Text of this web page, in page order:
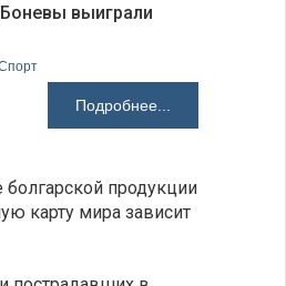
выиграли
Подробнее...
продукции
карту мира зависит